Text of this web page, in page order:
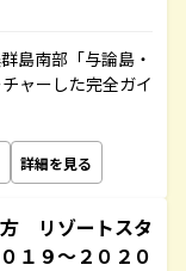
島南部「与論島・
ャーした完全ガイ
詳細を見る
リゾートスタ
９～２０２０